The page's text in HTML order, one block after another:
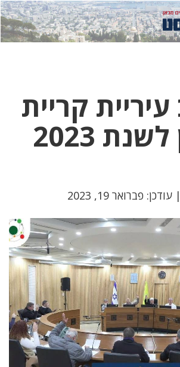
לחץ
כאן
לחץ
כדי
קריית
מוצקין לשנת 2023
| עודכן: פברואר 19, 2023